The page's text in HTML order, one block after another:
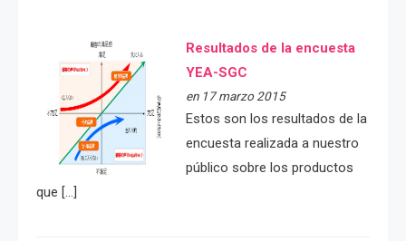
Resultados de la encuesta
YEA-SGC
en 17 marzo 2015
Estos son los resultados de la
encuesta realizada a nuestro
público sobre los productos
que […]